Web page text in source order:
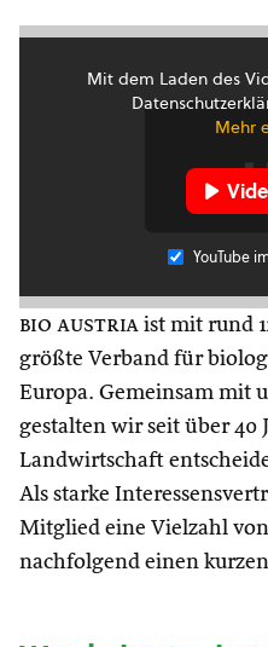
Mit dem Laden des
Mehr
YouTube
bio austria ist mit rund
größte Verband für
Europa. Gemeinsam mit
gestalten wir seit über 40
Landwirtschaft
Als starke
Mitglied eine Vielzahl
nachfolgend einen